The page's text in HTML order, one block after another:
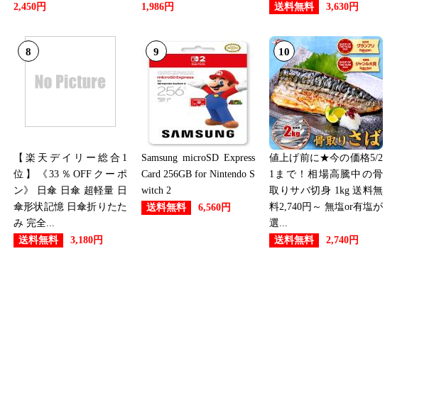
2,450円
1,986円
送料無料
3,630円
8
【楽天デイリー総合1
位】《33％OFFクーポ
ン》 日傘 日傘 超軽量 日
傘形状記憶 日傘折りたた
み 完全...
送料無料
3,180円
9
Samsung microSD Express
Card 256GB for Nintendo S
witch 2
送料無料
6,560円
10
値上げ前に★今の価格5/2
1まで！相場高騰中の骨
取りサバ切身 1kg 送料無
料2,740円～ 無塩or有塩が
選...
送料無料
2,740円